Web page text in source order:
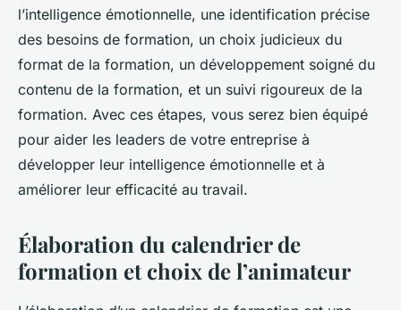
l’intelligence émotionnelle, une identification précise
des besoins de formation, un choix judicieux du
format de la formation, un développement soigné du
contenu de la formation, et un suivi rigoureux de la
formation. Avec ces étapes, vous serez bien équipé
pour aider les leaders de votre entreprise à
développer leur intelligence émotionnelle et à
améliorer leur efficacité au travail.
Élaboration du calendrier de
formation et choix de l’animateur